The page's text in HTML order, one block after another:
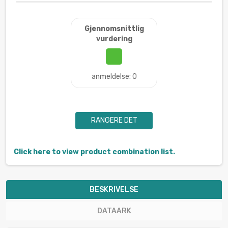
Gjennomsnittlig
vurdering
anmeldelse: 0
RANGERE DET
Click here to view product combination list.
BESKRIVELSE
DATAARK